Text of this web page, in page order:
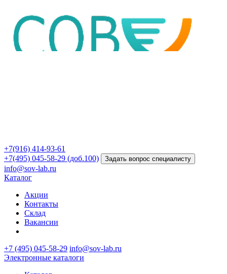
+7(916) 414-93-61
+7(495) 045-58-29 (доб.100)
Задать вопрос специалисту
info@sov-lab.ru
Каталог
Акции
Контакты
Склад
Вакансии
+7 (495) 045-58-29 info@sov-lab.ru
Электронные каталоги